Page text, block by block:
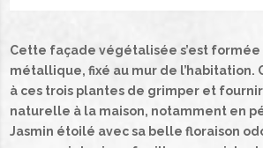
Cette façade végétalisée s’est
métallique, fixé au mur de l’habitation.
à ces trois plantes de grimper et
naturelle à la maison, notamment en
Jasmin étoilé avec sa belle floraison